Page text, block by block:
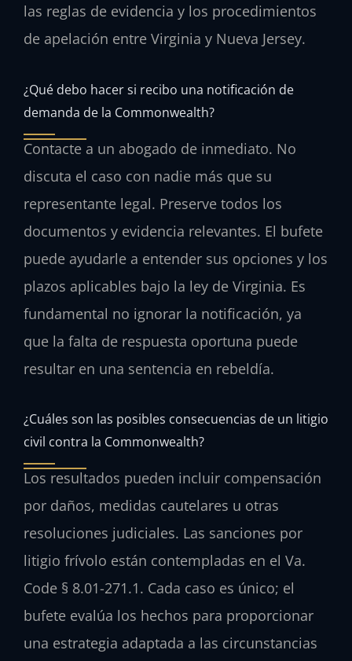
las reglas de evidencia y los procedimientos
de apelación entre Virginia y Nueva Jersey.
¿Qué debo hacer si recibo una notificación de
demanda de la Commonwealth?
Contacte a un abogado de inmediato. No
discuta el caso con nadie más que su
representante legal. Preserve todos los
documentos y evidencia relevantes. El bufete
puede ayudarle a entender sus opciones y los
plazos aplicables bajo la ley de Virginia. Es
fundamental no ignorar la notificación, ya
que la falta de respuesta oportuna puede
resultar en una sentencia en rebeldía.
¿Cuáles son las posibles consecuencias de un litigio
civil contra la Commonwealth?
Los resultados pueden incluir compensación
por daños, medidas cautelares u otras
resoluciones judiciales. Las sanciones por
litigio frívolo están contempladas en el Va.
Code § 8.01-271.1. Cada caso es único; el
bufete evalúa los hechos para proporcionar
una estrategia adaptada a las circunstancias